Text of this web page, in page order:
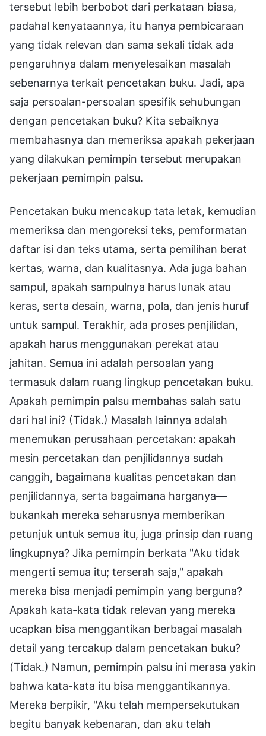
tersebut lebih berbobot dari perkataan biasa,
padahal kenyataannya, itu hanya pembicaraan
yang tidak relevan dan sama sekali tidak ada
pengaruhnya dalam menyelesaikan masalah
sebenarnya terkait pencetakan buku. Jadi, apa
saja persoalan-persoalan spesifik sehubungan
dengan pencetakan buku? Kita sebaiknya
membahasnya dan memeriksa apakah pekerjaan
yang dilakukan pemimpin tersebut merupakan
pekerjaan pemimpin palsu.
Pencetakan buku mencakup tata letak, kemudian
memeriksa dan mengoreksi teks, pemformatan
daftar isi dan teks utama, serta pemilihan berat
kertas, warna, dan kualitasnya. Ada juga bahan
sampul, apakah sampulnya harus lunak atau
keras, serta desain, warna, pola, dan jenis huruf
untuk sampul. Terakhir, ada proses penjilidan,
apakah harus menggunakan perekat atau
jahitan. Semua ini adalah persoalan yang
termasuk dalam ruang lingkup pencetakan buku.
Apakah pemimpin palsu membahas salah satu
dari hal ini? (Tidak.) Masalah lainnya adalah
menemukan perusahaan percetakan: apakah
mesin percetakan dan penjilidannya sudah
canggih, bagaimana kualitas pencetakan dan
penjilidannya, serta bagaimana harganya—
bukankah mereka seharusnya memberikan
petunjuk untuk semua itu, juga prinsip dan ruang
lingkupnya? Jika pemimpin berkata "Aku tidak
mengerti semua itu; terserah saja," apakah
mereka bisa menjadi pemimpin yang berguna?
Apakah kata-kata tidak relevan yang mereka
ucapkan bisa menggantikan berbagai masalah
detail yang tercakup dalam pencetakan buku?
(Tidak.) Namun, pemimpin palsu ini merasa yakin
bahwa kata-kata itu bisa menggantikannya.
Mereka berpikir, "Aku telah mempersekutukan
begitu banyak kebenaran, dan aku telah